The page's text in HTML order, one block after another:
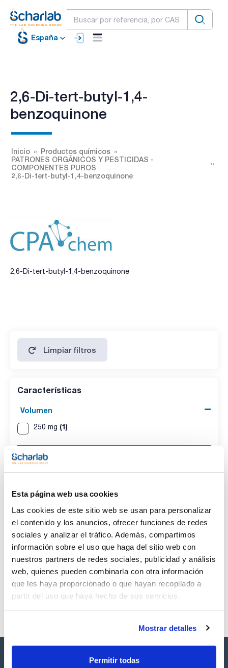
Esta página web usa cookies
Las cookies de este sitio web se usan para personalizar
el contenido y los anuncios, ofrecer funciones de redes
sociales y analizar el tráfico. Además, compartimos
información sobre el uso que haga del sitio web con
nuestros partners de redes sociales, publicidad y análisis
web, quienes pueden combinarla con otra información
que les haya proporcionado o que hayan recopilado a
partir del uso que haya hecho de sus servicios.
Mostrar detalles
Permitir todas
España
2,6-Di-tert-butyl-1,4-
benzoquinone
Inicio
Productos químicos
PATRONES ORGÁNICOS Y PESTICIDAS -
COMPONENTES PUROS
2,6-Di-tert-butyl-1,4-benzoquinone
2,6-Di-tert-butyl-1,4-benzoquinone
Limpiar filtros
Características
Volumen
250 mg (1)
CAS
[719-22-2](1)
Volumen
250 mg
CAS
[719-22-2]
Referencia
SB63500250
Envase
x250mg
Precio
Comprar
Disponibilidad
Ver stock